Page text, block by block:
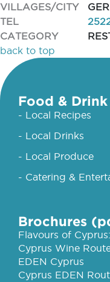
VILLAGES/CITY
TEL
CATEGORY
back to top
Food & Drink
- Local Recipes
- Local Drinks
- Local Produce
- Catering &
Brochures
Flavours of
Cyprus Wine
EDEN Cyprus
Cyprus EDEN